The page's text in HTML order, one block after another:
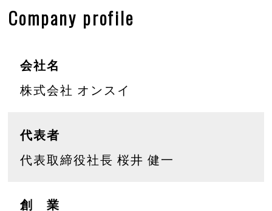
Company profile
会社名
株式会社 オンスイ
代表者
代表取締役社長 桜井 健一
創 業